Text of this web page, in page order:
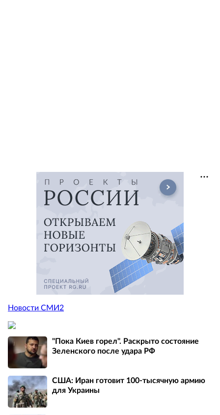
Новости СМИ2
"Пока Киев горел". Раскрыто состояние
Зеленского после удара РФ
США: Иран готовит 100-тысячную армию
для Украины